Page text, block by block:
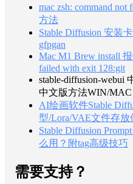
mac zsh: command not
方法
Stable Diffusion 安装
gfpgan
Mac M1 Brew install
failed with exit 128:git
stable-diffusion-webui
中文版方法WIN/MAC
AI绘画软件Stable
型/Lora/VAE文件存放
Stable Diffusion
么用？附tag高级技巧
需要支持？